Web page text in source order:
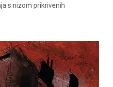
s nizom prikrivenih